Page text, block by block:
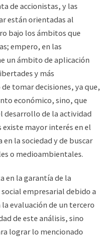
de accionistas, y las
están orientadas al
bajo los ámbitos que
empero, en las
un ámbito de aplicación
y más
tomar decisiones, ya que,
económico, sino, que
desarrollo de la actividad
existe mayor interés en el
la sociedad y de buscar
o medioambientales.
en la garantía de la
empresarial debido a
evaluación de un tercero
de este análisis, sino
lograr lo mencionado